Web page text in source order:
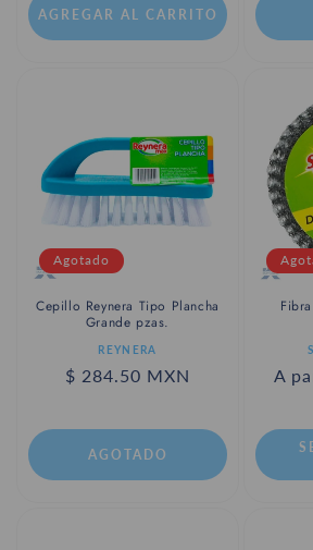
AGREGAR AL CARRITO
Agotado
Cepillo Reynera Tipo Plancha
Grande pzas.
Proveedor:REYNERA
Precio
$ 284.50 MXN
AGOTADO
A